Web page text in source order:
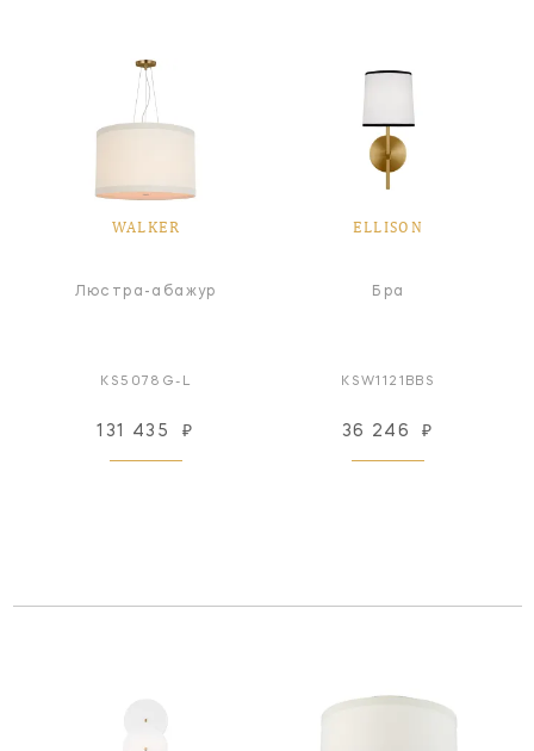
WALKER
Люстра-абажур
KS5078G-L
131 435 ₽
ELLISON
Бра
KSW1121BBS
36 246 ₽